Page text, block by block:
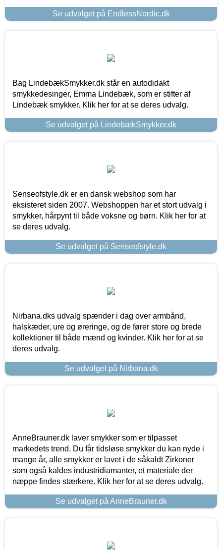
Se udvalget på EndlessNordic.dk
Bag LindebækSmykker.dk står en autodidakt
smykkedesinger, Emma Lindebæk, som er stifter af
Lindebæk smykker. Klik her for at se deres udvalg.
Se udvalget på LindebækSmykker.dk
Senseofstyle.dk er en dansk webshop som har
eksisteret siden 2007. Webshoppen har et stort udvalg i
smykker, hårpynt til både voksne og børn. Klik her for at
se deres udvalg.
Se udvalget på Senseofstyle.dk
Nirbana.dks udvalg spænder i dag over armbånd,
halskæder, ure og øreringe, og de fører store og brede
kollektioner til både mænd og kvinder. Klik her for at se
deres udvalg.
Se udvalget på Nirbana.dk
AnneBrauner.dk laver smykker som er tilpasset
markedets trend. Du får tidsløse smykker du kan nyde i
mange år, alle smykker er lavet i de såkaldt Zirkoner
som også kaldes industridiamanter, et materiale der
næppe findes stærkere. Klik her for at se deres udvalg.
Se udvalget på AnneBrauner.dk